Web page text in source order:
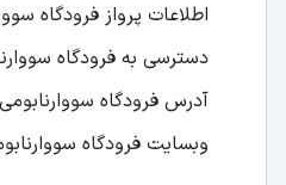
اطلاعات پرواز فرودگاه
دسترسی به فرودگاه
آدرس فرودگاه سووارنابومی
وبسایت فرودگاه